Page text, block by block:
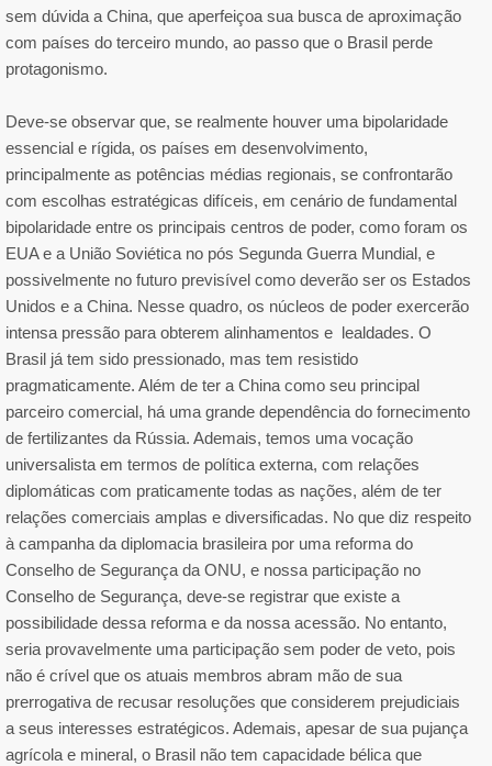
sem dúvida a China, que aperfeiçoa sua busca de aproximação
com países do terceiro mundo, ao passo que o Brasil perde
protagonismo.
Deve-se observar que, se realmente houver uma bipolaridade
essencial e rígida, os países em desenvolvimento,
principalmente as potências médias regionais, se confrontarão
com escolhas estratégicas difíceis, em cenário de fundamental
bipolaridade entre os principais centros de poder, como foram os
EUA e a União Soviética no pós Segunda Guerra Mundial, e
possivelmente no futuro previsível como deverão ser os Estados
Unidos e a China. Nesse quadro, os núcleos de poder exercerão
intensa pressão para obterem alinhamentos e lealdades. O
Brasil já tem sido pressionado, mas tem resistido
pragmaticamente. Além de ter a China como seu principal
parceiro comercial, há uma grande dependência do fornecimento
de fertilizantes da Rússia. Ademais, temos uma vocação
universalista em termos de política externa, com relações
diplomáticas com praticamente todas as nações, além de ter
relações comerciais amplas e diversificadas. No que diz respeito
à campanha da diplomacia brasileira por uma reforma do
Conselho de Segurança da ONU, e nossa participação no
Conselho de Segurança, deve-se registrar que existe a
possibilidade dessa reforma e da nossa acessão. No entanto,
seria provavelmente uma participação sem poder de veto, pois
não é crível que os atuais membros abram mão de sua
prerrogativa de recusar resoluções que considerem prejudiciais
a seus interesses estratégicos. Ademais, apesar de sua pujança
agrícola e mineral, o Brasil não tem capacidade bélica que